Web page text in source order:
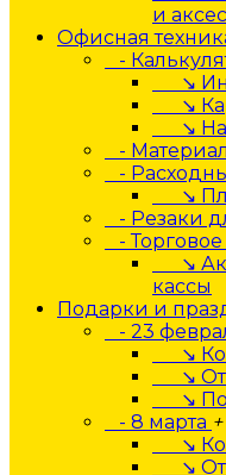
и
Офисная
-
↘
↘
↘
-
-
↘
- Резаки
-
↘
кассы
Подарки и
- 23
↘
↘
↘
- 8 марта +
↘
↘